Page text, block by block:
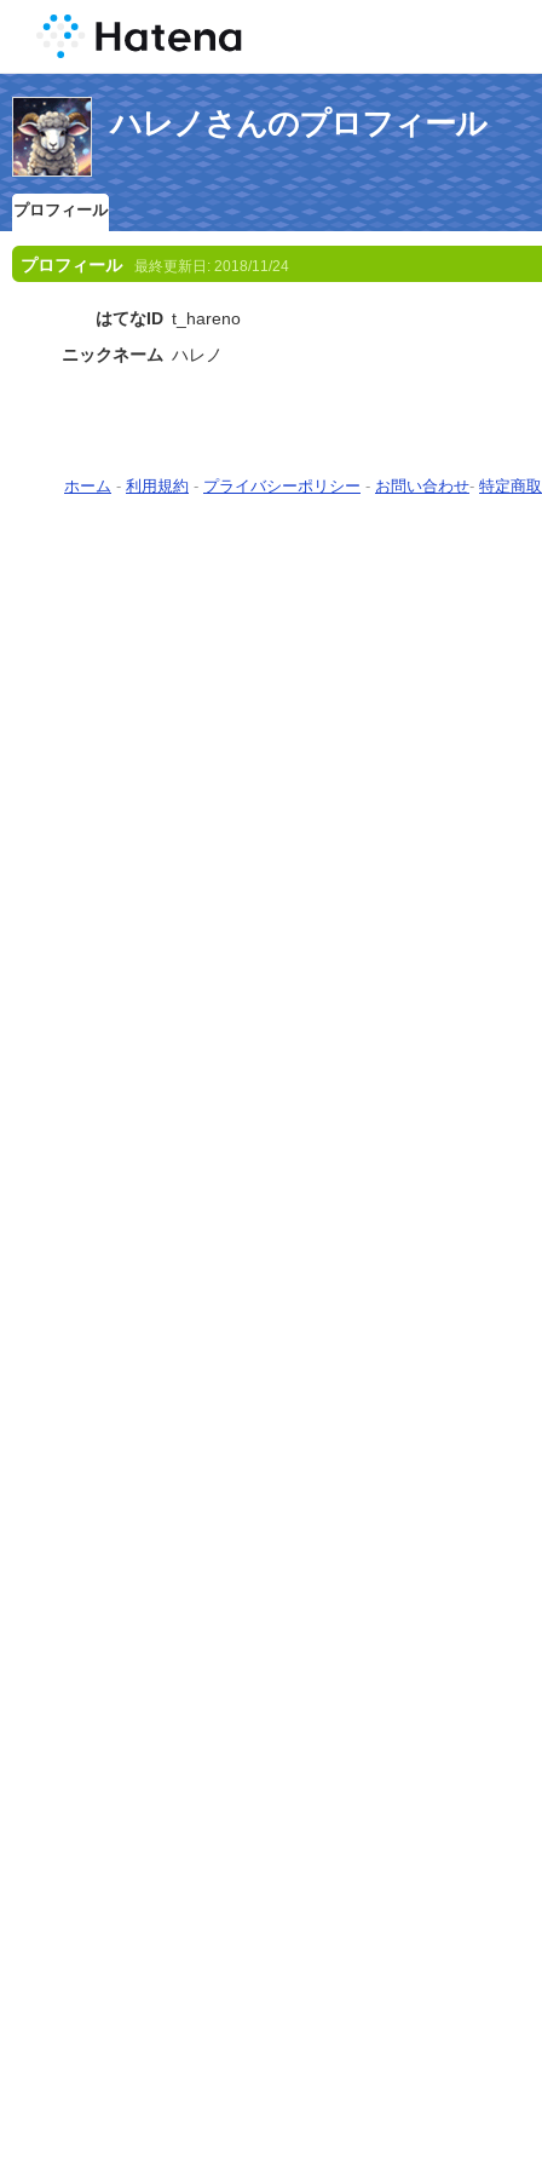
ハレノさんのプロフィール
プロフィール
プロフィール 最終更新日: 2018/11/24
はてなID t_hareno
ニックネーム ハレノ
ホーム - 利用規約 - プライバシーポリシー - お問い合わせ- 特定商